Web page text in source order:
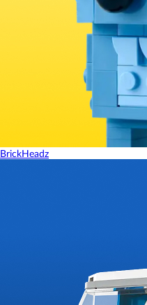
BrickHeadz